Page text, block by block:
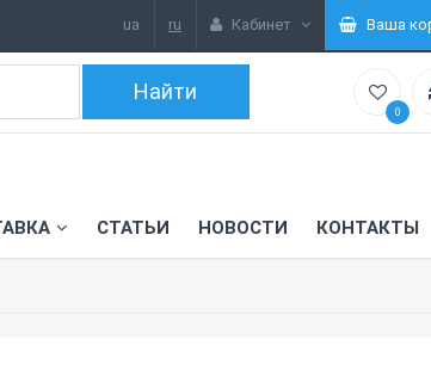
0
СТАТЬИ НОВОСТИ КОНТАКТЫ
ua ru Кабинет Ваша